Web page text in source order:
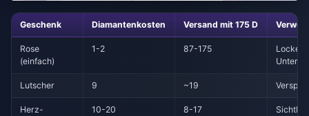
Geschenk Diamantenkosten Versand mit 175 D
Rose
(einfach)
1-2 87-175
Lockere
Lutscher 9 ~19
Herz-
10-20 8-17